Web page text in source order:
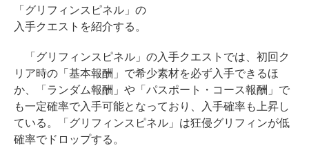
「グリフィンスピネル」の
入手クエストを紹介する。
「グリフィンスピネル」の入手クエストでは、初回ク
リア時の「基本報酬」で希少素材を必ず入手できるほ
か、「ランダム報酬」や「パスポート・コース報酬」で
も一定確率で入手可能となっており、入手確率も上昇し
ている。「グリフィンスピネル」は狂侵グリフィンが低
確率でドロップする。